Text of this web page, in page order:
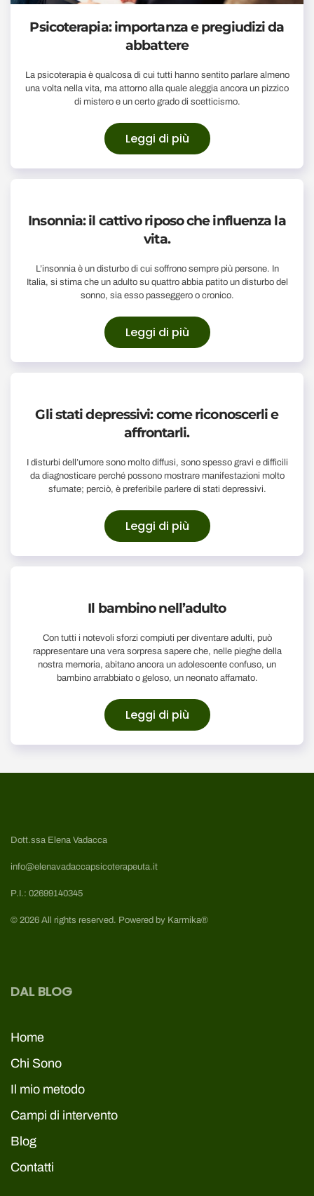
Psicoterapia: importanza e pregiudizi da
abbattere
La psicoterapia è qualcosa di cui tutti hanno sentito parlare almeno
una volta nella vita, ma attorno alla quale aleggia ancora un pizzico
di mistero e un certo grado di scetticismo.
Leggi di più
Insonnia: il cattivo riposo che influenza la
vita.
L’insonnia è un disturbo di cui soffrono sempre più persone. In
Italia, si stima che un adulto su quattro abbia patito un disturbo del
sonno, sia esso passeggero o cronico.
Leggi di più
Gli stati depressivi: come riconoscerli e
affrontarli.
I disturbi dell’umore sono molto diffusi, sono spesso gravi e difficili
da diagnosticare perché possono mostrare manifestazioni molto
sfumate; perciò, è preferibile parlere di stati depressivi.
Leggi di più
Il bambino nell’adulto
Con tutti i notevoli sforzi compiuti per diventare adulti, può
rappresentare una vera sorpresa sapere che, nelle pieghe della
nostra memoria, abitano ancora un adolescente confuso, un
bambino arrabbiato o geloso, un neonato affamato.
Leggi di più
Dott.ssa Elena Vadacca
info@elenavadaccapsicoterapeuta.it
P.I.: 02699140345
© 2026 All rights reserved. Powered by Karmika®
DAL BLOG
Home
Chi Sono
Il mio metodo
Campi di intervento
Blog
Contatti